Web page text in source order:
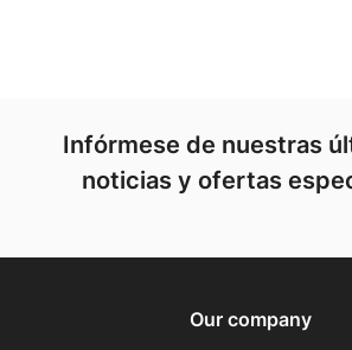
Infórmese de nuestras
noticias y ofertas
Our company